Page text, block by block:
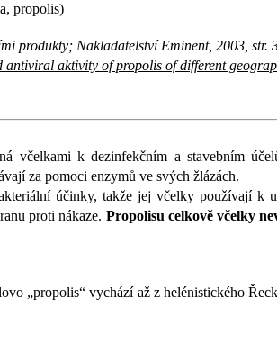
propolis)
produkty; Nakladatelství Eminent, 2003, str.
aktivity of propolis of different
včelkami k dezinfekčním a stavebním
za pomoci enzymů ve svých žlázách.
účinky, takže jej včelky používají k
proti nákaze. Propolisu celkově včelky
„propolis“ vychází až z helénistického